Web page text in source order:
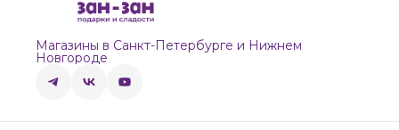
Магазины в Санкт-Петербурге и Нижнем
Новгороде